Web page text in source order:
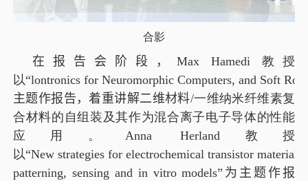
合影
在报告会阶段，Max Hamedi教授
以“lontronics for Neuromorphic Computers, and Soft
主题作报告，着重讲解二维材料/一维纳米纤维素复
合材料的自组装及其作为混合离子电子导体的性能
应用。 Anna Herland 教授
以“New strategies for electrochemical transistor materials,
patterning, sensing and in vitro models” 为主题作报